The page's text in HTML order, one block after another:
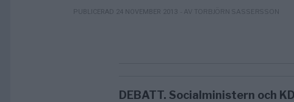
PUBLICERAD 24 NOVEMBER 2013 - AV TORBJÖRN SASSERSSON
DEBATT. Socialministern och